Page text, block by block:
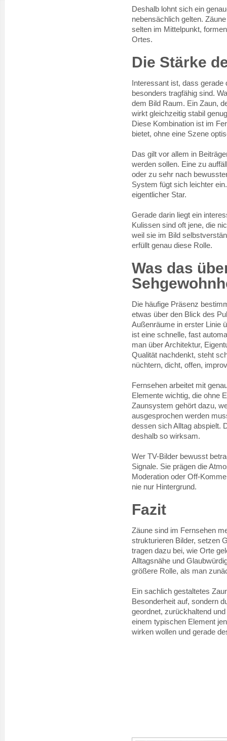
Deshalb lohnt sich ein
nebensächlich gelten.
selten im Mittelpunkt,
Ortes.
Die Stärke
Interessant ist, dass
besonders tragfähig sind.
dem Bild Raum. Ein Zaun,
wirkt gleichzeitig stabil
Diese Kombination ist im
bietet, ohne eine Szene
Das gilt vor allem in
werden sollen. Eine zu
oder zu sehr nach
System fügt sich leichter
eigentlicher Star.
Gerade darin liegt ein
Kulissen sind oft jene, die
weil sie im Bild
erfüllt genau diese Rolle.
Was das
Die häufige Präsenz
etwas über den Blick des
Außenräume in erster Linie
ist eine schnelle, fast
man über Architektur,
Qualität nachdenkt, steht
nüchtern, dicht, offen,
Fernsehen arbeitet mit
Elemente wichtig, die ohne
Zaunsystem gehört dazu,
ausgesprochen werden
dessen sich Alltag abspielt.
deshalb so wirksam.
Wer TV-Bilder bewusst
Signale. Sie prägen die
Moderation oder Off-
nie nur Hintergrund.
Fazit
Zäune sind im Fernsehen
strukturieren Bilder, setzen
tragen dazu bei, wie Orte
Alltagsnähe und
größere Rolle, als man
Ein sachlich gestaltetes
Besonderheit auf, sondern
geordnet, zurückhaltend
einem typischen Element
wirken wollen und gerade